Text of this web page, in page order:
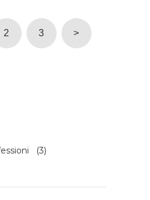
2 3 >
(3)